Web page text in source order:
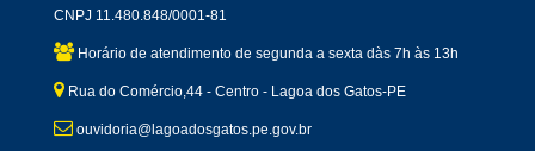
CNPJ 11.480.848/0001-81
Horário de atendimento de segunda a sexta dàs 7h às 13h
Rua do Comércio,44 - Centro - Lagoa dos Gatos-PE
ouvidoria@lagoadosgatos.pe.gov.br